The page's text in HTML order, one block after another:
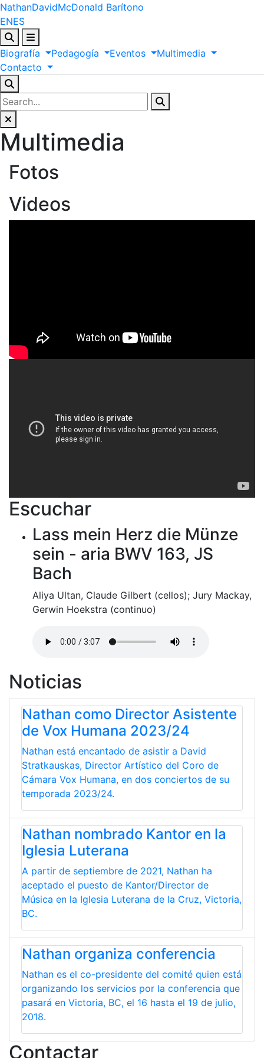
NathanDavidMcDonald Barítono
ENES
Biografía Pedagogía Eventos
Multimedia
Contacto
Multimedia
Fotos
Videos
Escuchar
Lass mein Herz die Münze
sein - aria BWV 163, JS
Bach
Aliya Ultan, Claude Gilbert (cellos); Jury Mackay,
Gerwin Hoekstra (continuo)
Noticias
Nathan como Director Asistente
de Vox Humana 2023/24
Nathan está encantado de asistir a David
Stratkauskas, Director Artístico del Coro de
Cámara Vox Humana, en dos conciertos de su
temporada 2023/24.
Nathan nombrado Kantor en la
Iglesia Luterana
A partir de septiembre de 2021, Nathan ha
aceptado el puesto de Kantor/Director de
Música en la Iglesia Luterana de la Cruz, Victoria,
BC.
Nathan organiza conferencia
Nathan es el co-presidente del comité quien está
organizando los servicios por la conferencia que
pasará en Victoria, BC, el 16 hasta el 19 de julio,
2018.
Contactar